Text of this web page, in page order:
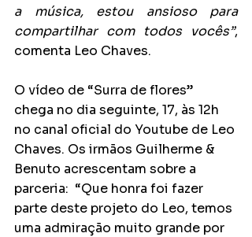
a música, estou ansioso para
compartilhar com todos vocês”,
comenta Leo Chaves.
O vídeo de “Surra de flores”
chega no dia seguinte, 17, às 12h
no canal oficial do Youtube de Leo
Chaves. Os irmãos Guilherme &
Benuto acrescentam sobre a
parceria:  “Que honra foi fazer
parte deste projeto do Leo, temos
uma admiração muito grande por